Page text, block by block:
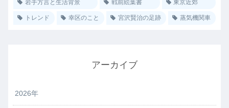
岩手方言と生活背景 戦前絵葉書 東京近郊
トレンド 幸区のこと 宮沢賢治の足跡 蒸気機関車
アーカイブ
2026年